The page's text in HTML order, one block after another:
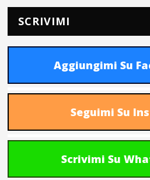
SCRIVIMI
Aggiungimi Su
Seguimi Su
Scrivimi Su